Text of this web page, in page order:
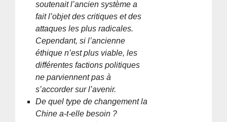
soutenait l’ancien système a
fait l’objet des critiques et des
attaques les plus radicales.
Cependant, si l’ancienne
éthique n’est plus viable, les
différentes factions politiques
ne parviennent pas à
s’accorder sur l’avenir.
De quel type de changement la
Chine a-t-elle besoin ?